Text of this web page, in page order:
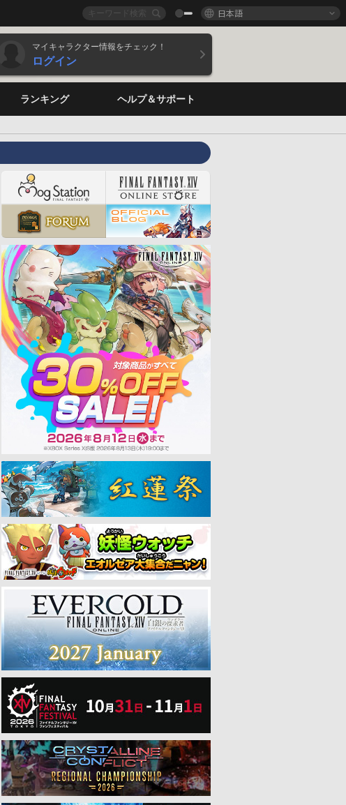
日本語
マイキャラクター情報をチェック！
ログイン
ランキング ヘルプ＆サポート